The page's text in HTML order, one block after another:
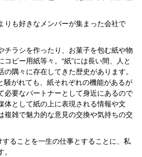
も好きなメンバーが集まった会社で
チラシを作ったり、お菓子を包む紙や物
ピー用紙等々。“紙”には長い間、人と
隅々に存在してきた歴史があります。
騒がれても、紙それぞれの機能があるが
必要なパートナーとして身近にあるので
体として紙の上に表現される情報や文
複雑で魅力的な意見の交換や気持ちの交
することを一生の仕事とすることに、私